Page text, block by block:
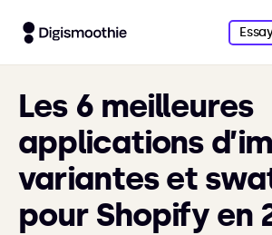
Les 6 meilleures
applications
variantes et
pour Shopify en